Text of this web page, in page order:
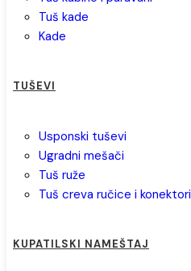
tuš kade
kade
TUŠEVI
usponski tuševi
ugradni mešači
tuš ruže
tuš creva ručice i konektori
KUPATILSKI NAMEŠTAJ